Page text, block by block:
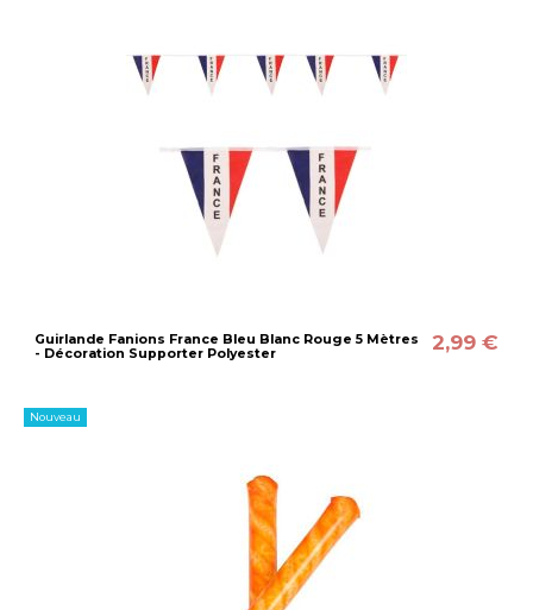
Guirlande Fanions France Bleu Blanc Rouge 5 Mètres
- Décoration Supporter Polyester
2,99 €
Nouveau